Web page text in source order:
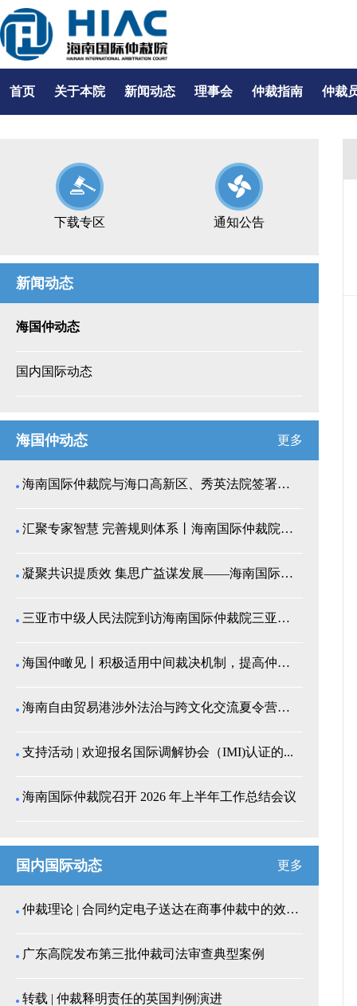
首页 关于本院 新闻动态 理事会 仲裁指南 仲裁
下载专区 通知公告
新闻动态
海国仲动态
国内国际动态
海国仲动态 更多
海南国际仲裁院与海口高新区、秀英法院签署商事纠纷多...
汇聚专家智慧 完善规则体系丨海南国际仲裁院召开仲裁...
凝聚共识提质效 集思广益谋发展——海南国际仲裁院举...
三亚市中级人民法院到访海南国际仲裁院三亚分院座谈交...
海国仲瞰见丨积极适用中间裁决机制，提高仲裁公信力
海南自由贸易港涉外法治与跨文化交流夏令营师生来我院...
支持活动 | 欢迎报名国际调解协会（IMI)认证的...
海南国际仲裁院召开 2026 年上半年工作总结会议
国内国际动态 更多
仲裁理论 | 合同约定电子送达在商事仲裁中的效力认...
广东高院发布第三批仲裁司法审查典型案例
转载 | 仲裁释明责任的英国判例演进